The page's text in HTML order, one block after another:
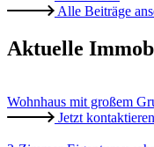
Alle Beiträge
Aktuelle
Wohnhaus mit großem
Jetzt kontaktieren